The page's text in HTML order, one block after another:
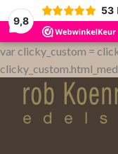
9,8
53
var clicky_custom =